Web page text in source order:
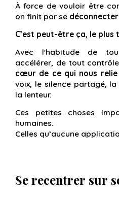
À force de vouloir être
on finit par se déconnecter
C’est peut-être ça, le plus
Avec l'habitude de
accélérer, de tout
cœur de ce qui nous
voix, le silence partagé,
la lenteur.
Ces petites choses
humaines.
Celles qu’aucune
Se recentrer sur